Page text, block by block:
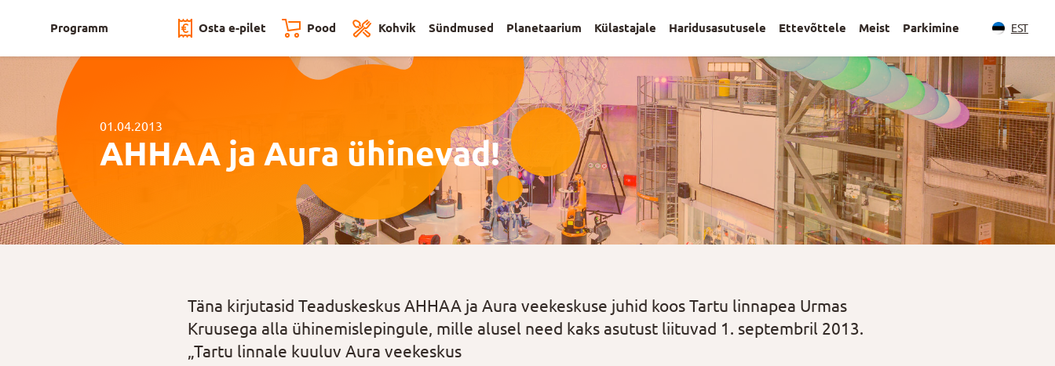
Programm Osta e-pilet Pood Kohvik Sündmused Planetaarium Külastajale Haridusasutusele Ettevõttele Meist Parkimine EST
01.04.2013
AHHAA ja Aura ühinevad!
Täna kirjutasid Teaduskeskus AHHAA ja Aura veekeskuse juhid koos Tartu linnapea Urmas
Kruusega alla ühinemislepingule, mille alusel need kaks asutust liituvad 1. septembril 2013.
„Tartu linnale kuuluv Aura veekeskus